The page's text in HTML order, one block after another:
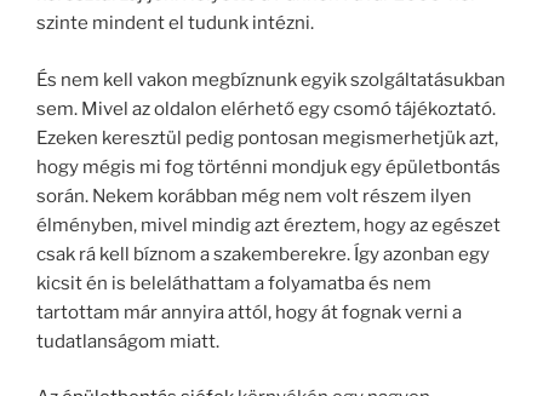
szinte mindent el tudunk intézni.
És nem kell vakon megbíznunk egyik szolgáltatásukban
sem. Mivel az oldalon elérhető egy csomó tájékoztató.
Ezeken keresztül pedig pontosan megismerhetjük azt,
hogy mégis mi fog történni mondjuk egy épületbontás
során. Nekem korábban még nem volt részem ilyen
élményben, mivel mindig azt éreztem, hogy az egészet
csak rá kell bíznom a szakemberekre. Így azonban egy
kicsit én is beleláthattam a folyamatba és nem
tartottam már annyira attól, hogy át fognak verni a
tudatlanságom miatt.